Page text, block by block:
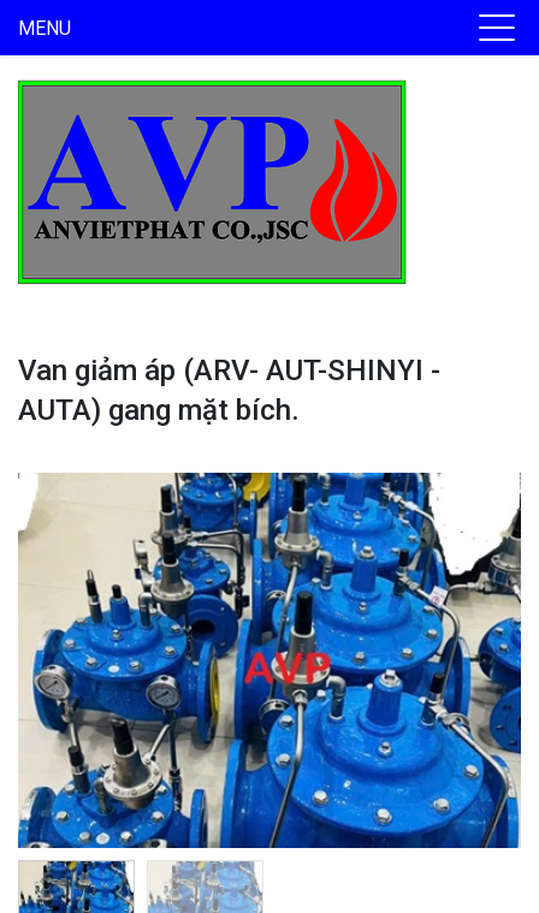
MENU
Van giảm áp (ARV- AUT-SHINYI -
AUTA) gang mặt bích.